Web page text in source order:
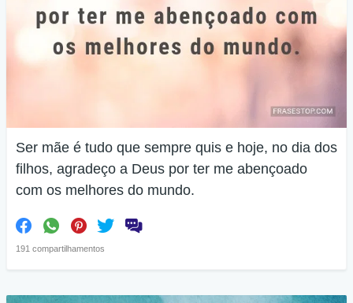
Ser mãe é tudo que sempre quis e hoje, no dia dos
filhos, agradeço a Deus por ter me abençoado
com os melhores do mundo.
191 compartilhamentos